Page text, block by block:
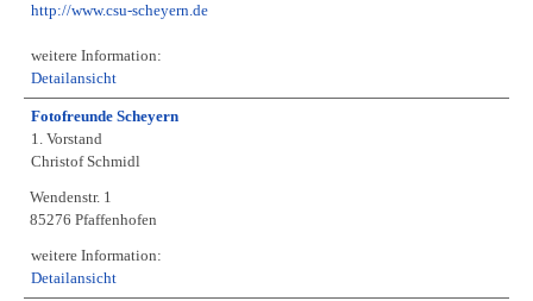
http://www.csu-scheyern.de
weitere Information:
Detailansicht
Fotofreunde Scheyern
1. Vorstand
Christof Schmidl
Wendenstr. 1
85276 Pfaffenhofen
weitere Information:
Detailansicht